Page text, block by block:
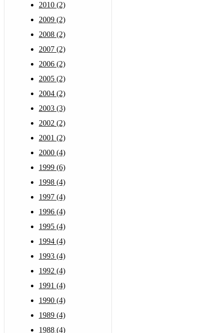
2010 (2)
2009 (2)
2008 (2)
2007 (2)
2006 (2)
2005 (2)
2004 (2)
2003 (3)
2002 (2)
2001 (2)
2000 (4)
1999 (6)
1998 (4)
1997 (4)
1996 (4)
1995 (4)
1994 (4)
1993 (4)
1992 (4)
1991 (4)
1990 (4)
1989 (4)
1988 (4)